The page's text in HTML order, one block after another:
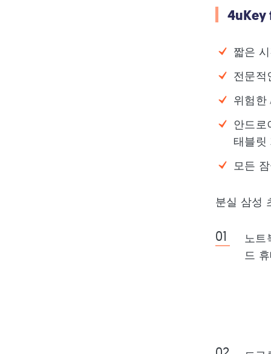
4uKey
짧은
전문적
위험한
안드로
태블릿
모든
분실 삼성
노트
드